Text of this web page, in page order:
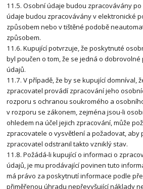
11.5. Osobní údaje budou zpracovávány
údaje budou zpracovávány v elektronické
způsobem nebo v tištěné podobě
způsobem.
11.6. Kupující potvrzuje, že poskytnuté
byl poučen o tom, že se jedná o
údajů.
11.7. V případě, že by se kupující domníval,
zpracovatel provádí zpracování jeho
rozporu s ochranou soukromého a
v rozporu se zákonem, zejména jsou-li
ohledem na účel jejich zpracování, může
zpracovatele o vysvětlení a požadovat, aby
zpracovatel odstranil takto vzniklý stav.
11.8. Požádá-li kupující o informaci o
údajů, je mu prodávající povinen tuto
má právo za poskytnutí informace podle
přiměřenou úhradu nepřevyšující náklady